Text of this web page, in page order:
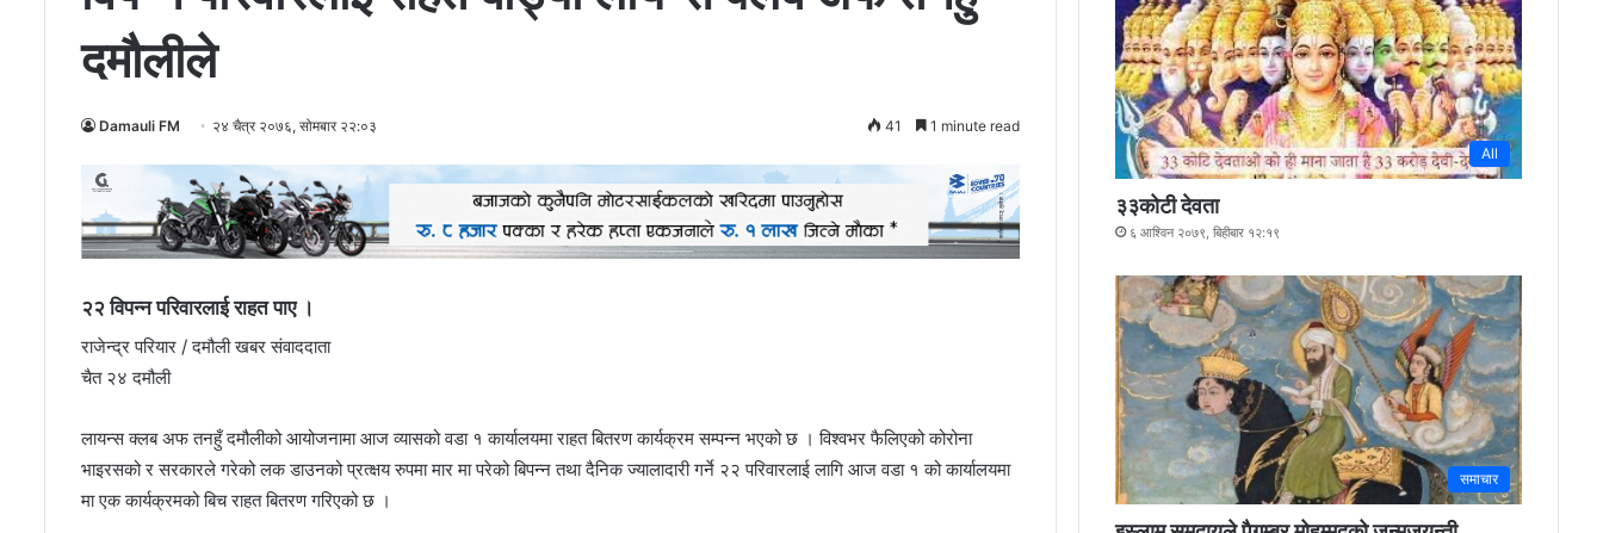
दमौलीले
Damauli FM २४ चैत्र २०७६, सोमबार २२:०३ 41 1 minute read
२२ विपन्न परिवारलाई राहत पाए ।
राजेन्द्र परियार / दमौली खबर संवाददाता
चैत २४ दमौली
लायन्स क्लब अफ तनहुँ दमौलीको आयोजनामा आज व्यासको वडा १ कार्यालयमा राहत बितरण कार्यक्रम सम्पन्न भएको छ । विश्वभर फैलिएको कोरोना
भाइरसको र सरकारले गरेको लक डाउनको प्रत्क्षय रुपमा मार मा परेको बिपन्न तथा दैनिक ज्यालादारी गर्ने २२ परिवारलाई लागि आज वडा १ को कार्यालयमा
मा एक कार्यक्रमको बिच राहत बितरण गरिएको छ ।
All
३३कोटी देवता
६ आश्विन २०७९, बिहीबार १२:१९
समाचार